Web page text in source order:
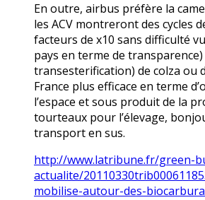
En outre, airbus préfère la
les ACV montreront des cycles
facteurs de x10 sans difficulté
pays en terme de
transesterification) de colza ou
France plus efficace en terme
l’espace et sous produit de la
tourteaux pour l’élevage,
transport en sus.
http://www.latribune.fr/green-
actualite/
mobilise-autour-des-